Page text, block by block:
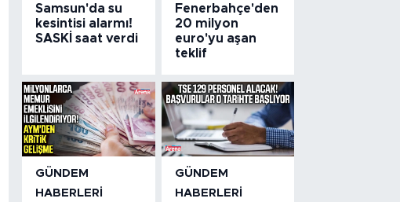
Samsun'da su
kesintisi alarmı!
SASKİ saat verdi
Fenerbahçe'den
20 milyon
euro'yu aşan
teklif
GÜNDEM
HABERLERI
GÜNDEM
HABERLERI